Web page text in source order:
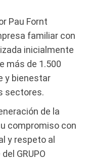
Pau Fornt
familiar con
inicialmente
más de 1.500
y bienestar
sectores.
de la
compromiso con
y respeto al
GRUPO